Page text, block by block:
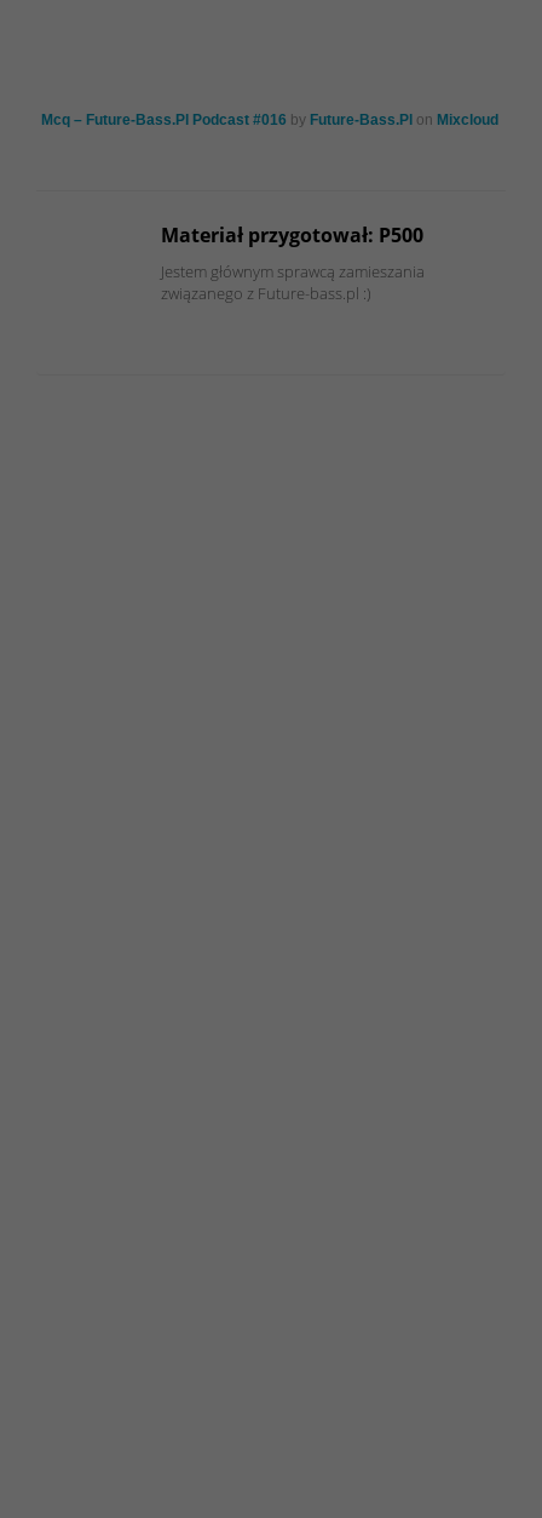
Mcq – Future-Bass.Pl Podcast #016 by Future-Bass.Pl on Mixcloud
Materiał przygotował: P500
Jestem głównym sprawcą zamieszania
związanego z Future-bass.pl :)